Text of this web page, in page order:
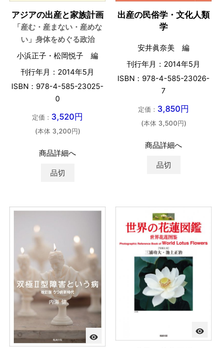
アジアの出産と家族計画
「産む・産まない・産めな
い」身体をめぐる政治
小浜正子・松岡悦子 編
刊行年月：2014年5月
ISBN：978-4-585-23025-
0
定価： 3,520円
(本体 3,200円)
商品詳細へ
品切
出産の民俗学・文化人類
学
安井眞奈美 編
刊行年月：2014年5月
ISBN：978-4-585-23026-
7
定価： 3,850円
(本体 3,500円)
商品詳細へ
品切
visibility
visibility